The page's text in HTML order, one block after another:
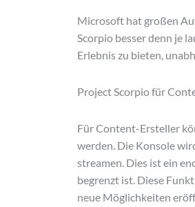
Microsoft hat großen
Scorpio besser denn je
Erlebnis zu bieten,
Project Scorpio für
Für Content-Ersteller
werden. Die Konsole
streamen. Dies ist ein
begrenzt ist. Diese
neue Möglichkeiten